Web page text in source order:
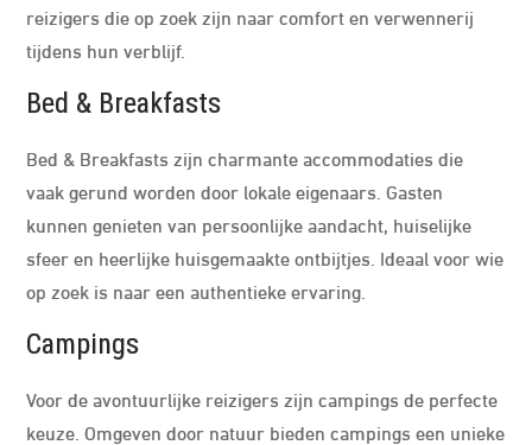
reizigers die op zoek zijn naar comfort en verwennerij
tijdens hun verblijf.
Bed & Breakfasts
Bed & Breakfasts zijn charmante accommodaties die
vaak gerund worden door lokale eigenaars. Gasten
kunnen genieten van persoonlijke aandacht, huiselijke
sfeer en heerlijke huisgemaakte ontbijtjes. Ideaal voor wie
op zoek is naar een authentieke ervaring.
Campings
Voor de avontuurlijke reizigers zijn campings de perfecte
keuze. Omgeven door natuur bieden campings een unieke